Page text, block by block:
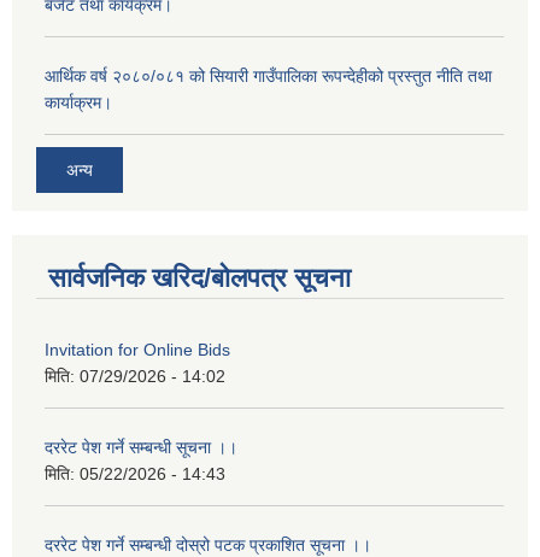
बजेट तथा कार्यक्रम।
आर्थिक वर्ष २०८०/०८१ को सियारी गाउँपालिका रूपन्देहीको प्रस्तुत नीति तथा
कार्याक्रम।
अन्य
सार्वजनिक खरिद/बोलपत्र सूचना
Invitation for Online Bids
मिति: 07/29/2026 - 14:02
दररेट पेश गर्ने सम्बन्धी सूचना ।।
मिति: 05/22/2026 - 14:43
दररेट पेश गर्ने सम्बन्धी दोस्रो पटक प्रकाशित सूचना ।।